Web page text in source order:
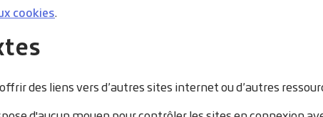
cookies.
des liens vers d’autres sites internet ou d’autres